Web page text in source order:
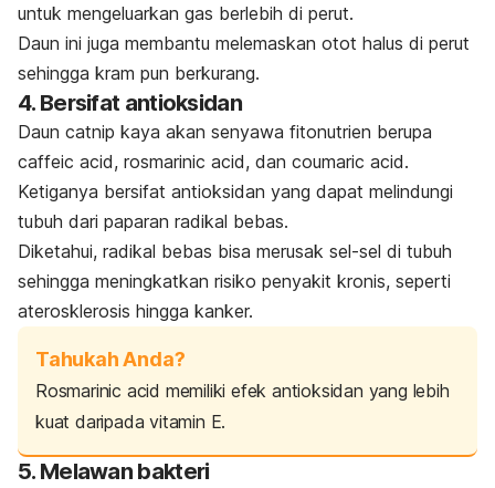
untuk mengeluarkan gas berlebih di perut.
Daun ini juga membantu melemaskan otot halus di perut
sehingga kram pun berkurang.
4. Bersifat antioksidan
Daun catnip kaya akan senyawa fitonutrien berupa
caffeic acid, rosmarinic acid, dan coumaric acid.
Ketiganya bersifat antioksidan yang dapat melindungi
tubuh dari paparan radikal bebas.
Diketahui, radikal bebas bisa merusak sel-sel di tubuh
sehingga meningkatkan risiko penyakit kronis, seperti
aterosklerosis hingga kanker.
Tahukah Anda?
Rosmarinic acid memiliki efek antioksidan yang lebih
kuat daripada vitamin E.
5. Melawan bakteri